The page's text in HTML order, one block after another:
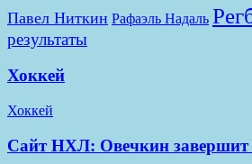
Павел Ниткин Рафаэль Надаль
результаты
Хоккей
Хоккей
Сайт НХЛ: Овечкин завершит